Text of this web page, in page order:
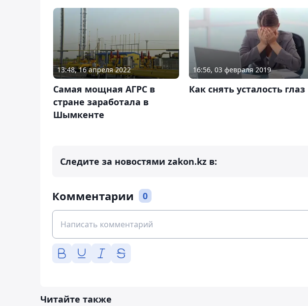
13:48, 16 апреля 2022
Самая мощная АГРС в
стране заработала в
Шымкенте
16:56, 03 февраля 2019
Как снять усталость глаз
Следите за новостями zakon.kz в:
Комментарии 0
Читайте также